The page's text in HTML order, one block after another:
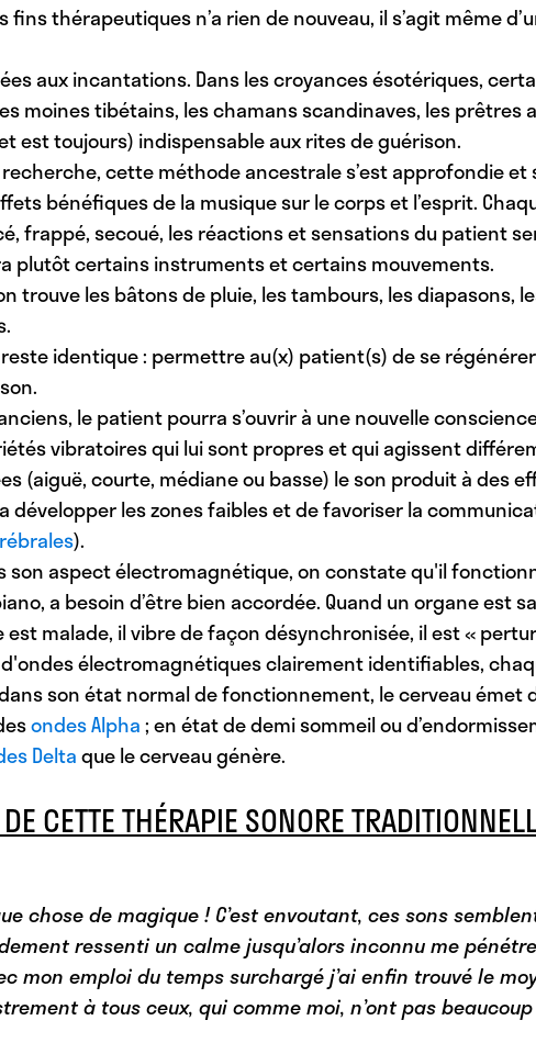
thérapeutiques n’a rien de nouveau, il s’agit même
aux incantations. Dans les croyances ésotériques,
moines tibétains, les chamans scandinaves, les prêtres
est toujours) indispensable aux rites de guérison.
cette méthode ancestrale s’est approfondie
bénéfiques de la musique sur le corps et l’esprit.
frappé, secoué, les réactions et sensations du patient
plutôt certains instruments et certains mouvements.
trouve les bâtons de pluie, les tambours, les diapasons,
.
reste identique : permettre au(x) patient(s) de se
le patient pourra s’ouvrir à une nouvelle conscience
vibratoires qui lui sont propres et qui agissent
(aiguë, courte, médiane ou basse) le son produit à des
les zones faibles et de favoriser la
).
son aspect électromagnétique, on constate qu'il
a besoin d’être bien accordée. Quand un organe est
malade, il vibre de façon désynchronisée, il est «
électromagnétiques clairement identifiables,
son état normal de fonctionnement, le cerveau émet
ondes Alpha; en état de demi sommeil ou
Deltaque le cerveau génère.
CETTE THÉRAPIE SONORE
chose de magique ! C’est envoutant, ces sons
ressenti un calme jusqu’alors inconnu me
mon emploi du temps surchargé j’ai enfin trouvé le
à tous ceux, qui comme moi, n’ont pas